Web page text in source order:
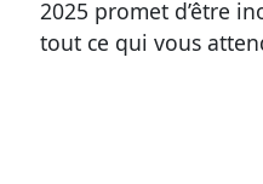
2025 promet d’être
tout ce qui vous